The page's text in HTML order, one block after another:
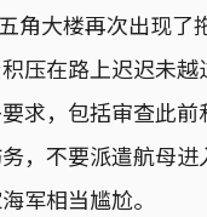
角大楼再次出现
压在路上迟迟未
求，包括审查此
务，不要派遣航母
军相当尴尬。